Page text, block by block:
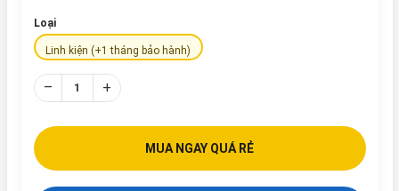
Loại
Linh kiện (+1 tháng bảo hành)
– +
MUA NGAY QUÁ RẺ